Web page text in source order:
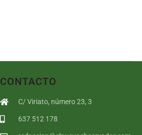
CONTACTO
C/ Viriato, número 23, 3
637 512 178